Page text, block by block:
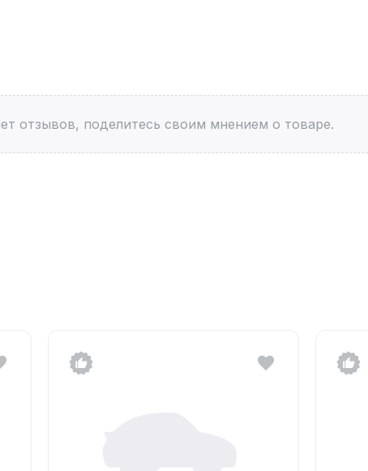
отзывов, поделитесь своим мнением о товаре.